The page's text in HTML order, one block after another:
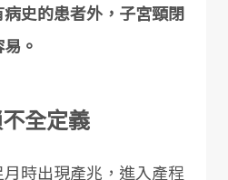
病史的患者外，子宮頸閉
。
全定義
時出現產兆，進入產程